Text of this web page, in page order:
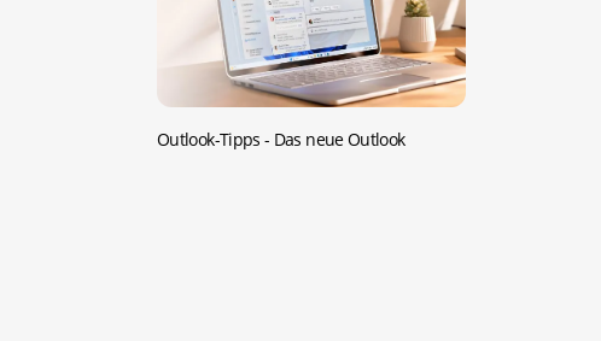
Outlook-Tipps - Das neue Outlook